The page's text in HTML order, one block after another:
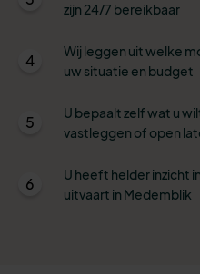
zijn 24/7 bereikbaar
4
Wij leggen uit welke
uw situatie en budget
5
U bepaalt zelf wat u
vastleggen of open
6
U heeft helder inzicht
uitvaart in Medemblik